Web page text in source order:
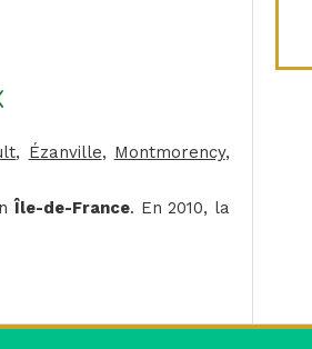
, Ézanville, Montmorency,
Île-de-France. En 2010, la